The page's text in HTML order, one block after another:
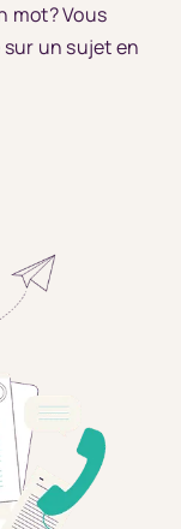
mot? Vous
un sujet en